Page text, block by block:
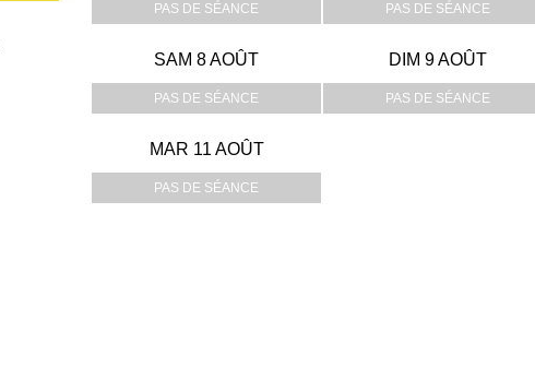
PAS DE SÉANCE PAS DE SÉANCE
SAM 8 AOÛT
PAS DE SÉANCE
DIM 9 AOÛT
PAS DE SÉANCE
MAR 11 AOÛT
PAS DE SÉANCE